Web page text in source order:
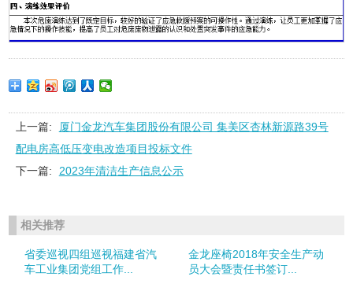
上一篇:
厦门金龙汽车集团股份有限公司 集美区杏林新源路39号
配电房高低压变电改造项目投标文件
下一篇:
2023年清洁生产信息公示
相关推荐
省委巡视四组巡视福建省汽
车工业集团党组工作...
金龙座椅2018年安全生产动
员大会暨责任书签订...